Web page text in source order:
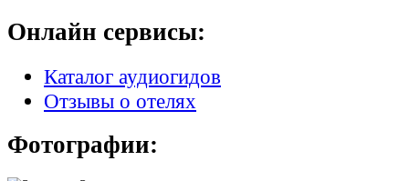
Онлайн сервисы:
Каталог аудиогидов
Отзывы о отелях
Фотографии: